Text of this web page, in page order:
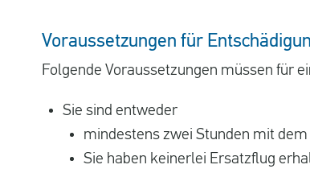
Voraussetzungen für
Folgende Voraussetzungen müssen für
Sie sind entweder
mindestens zwei Stunden mit
Sie haben keinerlei Ersatzflug